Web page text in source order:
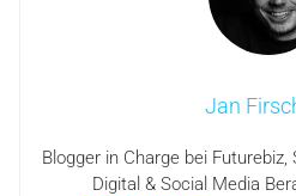
Jan
Blogger in Charge bei Futurebiz,
Digital & Social Media